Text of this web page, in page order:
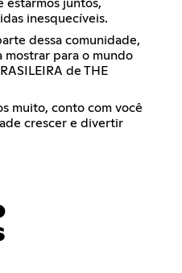
estarmos juntos,
inesquecíveis.
dessa comunidade,
mostrar para o mundo
de THE
muito, conto com você
crescer e divertir